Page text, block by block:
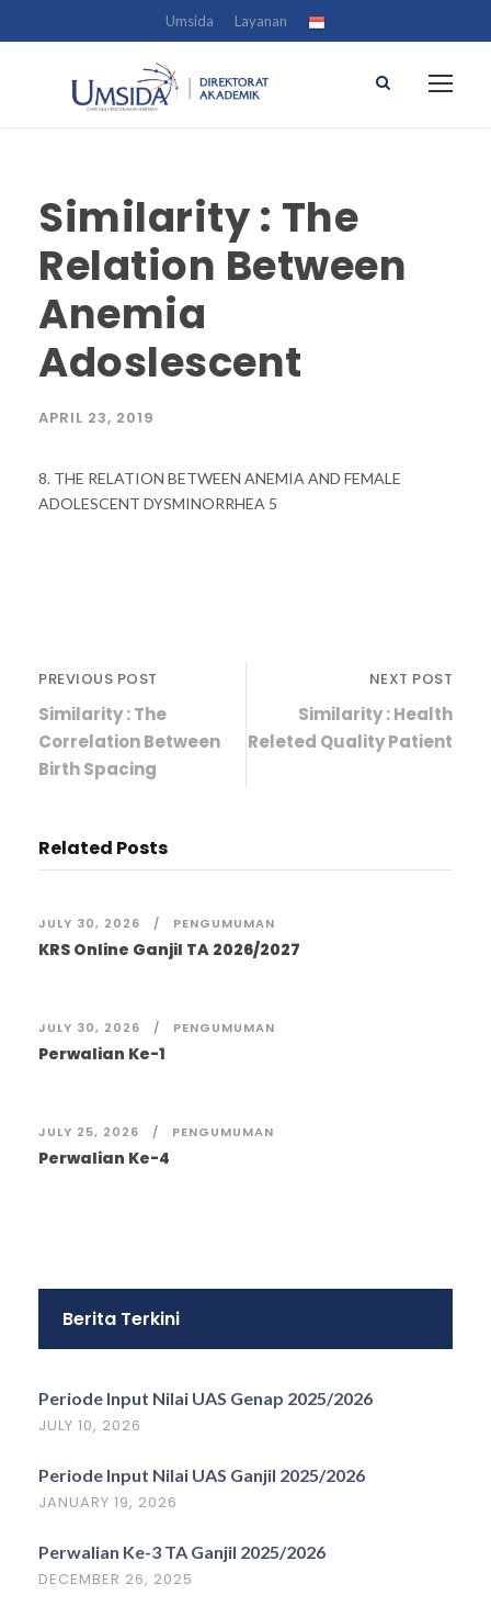
Umsida Layanan
Similarity : The
Relation Between
Anemia
Adoslescent
APRIL 23, 2019
8. THE RELATION BETWEEN ANEMIA AND FEMALE
ADOLESCENT DYSMINORRHEA 5
PREVIOUS POST
Similarity : The
Correlation Between
Birth Spacing
NEXT POST
Similarity : Health
Releted Quality Patient
Related Posts
JULY 30, 2026 PENGUMUMAN
KRS Online Ganjil TA 2026/2027
JULY 30, 2026 PENGUMUMAN
Perwalian Ke-1
JULY 25, 2026 PENGUMUMAN
Perwalian Ke-4
Berita Terkini
Periode Input Nilai UAS Genap 2025/2026
JULY 10, 2026
Periode Input Nilai UAS Ganjil 2025/2026
JANUARY 19, 2026
Perwalian Ke-3 TA Ganjil 2025/2026
DECEMBER 26, 2025